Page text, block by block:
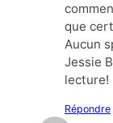
que
Aucun
Jessie
lecture!
Répondre